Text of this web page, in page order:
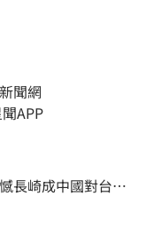
聞網
樂星聞APP
長崎成中國對台實